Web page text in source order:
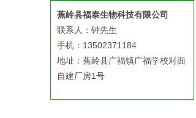
蕉岭县福泰生物科技有限公司
联系人：钟先生
手机：13502371184
地址：蕉岭县广福镇广福学校对面
自建厂房1号